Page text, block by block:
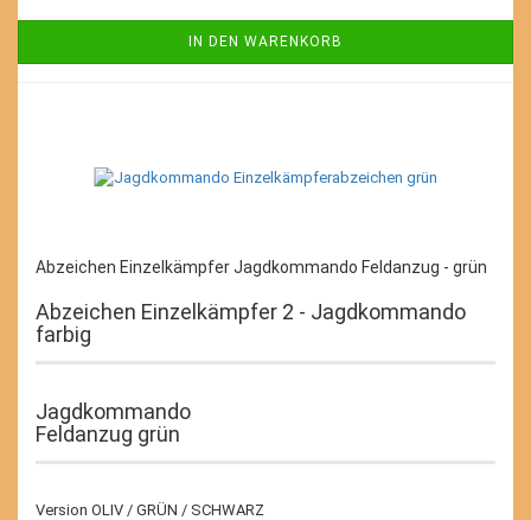
IN DEN WARENKORB
Abzeichen Einzelkämpfer Jagdkommando Feldanzug - grün
Abzeichen Einzelkämpfer 2 - Jagdkommando
farbig
Jagdkommando
Feldanzug grün
Version OLIV / GRÜN / SCHWARZ